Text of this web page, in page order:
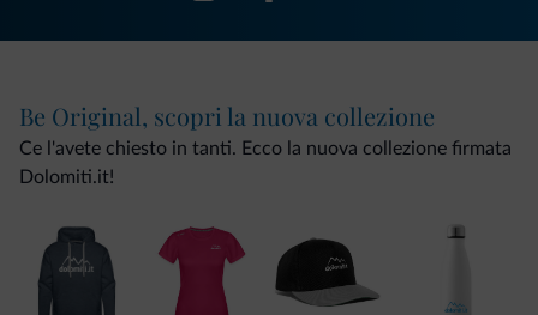
Be Original, scopri la nuova collezione
Ce l'avete chiesto in tanti. Ecco la nuova collezione firmata
Dolomiti.it!